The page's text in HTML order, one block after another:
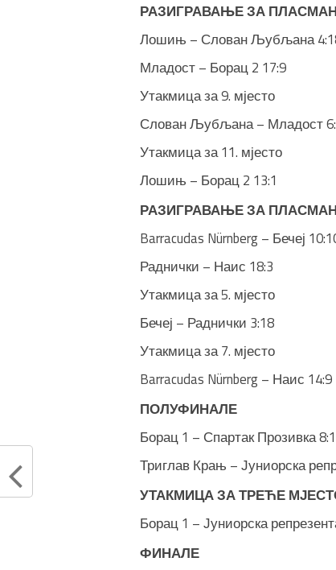
РАЗИГРАВАЊЕ ЗА ПЛАСМАН
Лошињ – Слован Љубљана
Младост – Борац 2 17:9
Утакмица за 9. мјесто
Слован Љубљана – Младост
Утакмица за 11. мјесто
Лошињ – Борац 2 13:1
РАЗИГРАВАЊЕ ЗА
Barracudas Nürnberg – Бечеј
Раднички – Наис 18:3
Утакмица за 5. мјесто
Бечеј – Раднички 3:18
Утакмица за 7. мјесто
Barracudas Nürnberg – Наис 14:9
ПОЛУФИНАЛЕ
Борац 1 – Спартак Прозивка
Триглав Крањ – Јуниорска
УТАКМИЦА ЗА ТРЕЋЕ
Борац 1 – Јуниорска
ФИНАЛЕ